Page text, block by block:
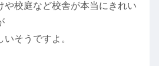
や校庭など校舎が本当にきれい
そうですよ。